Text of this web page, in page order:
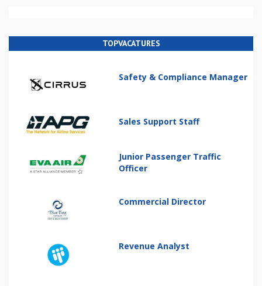
TOPVACATURES
Safety & Compliance Manager
Sales Support Staff
Junior Passenger Traffic
Officer
Commercial Director
Revenue Analyst